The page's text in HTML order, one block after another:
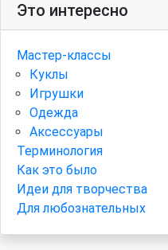
Это интересно
Мастер-классы
Куклы
Игрушки
Одежда
Аксессуары
Терминология
Как это было
Идеи для творчества
Для любознательных